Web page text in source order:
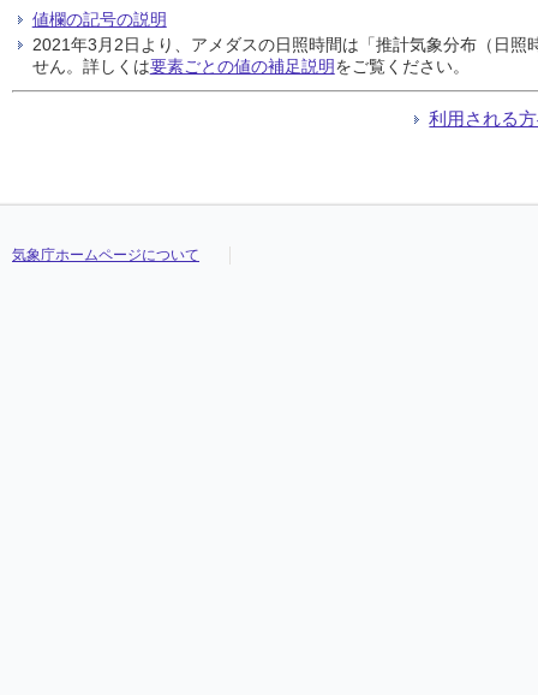
値欄の記号の説明
2021年3月2日より、アメダスの日照時間は「推計気象分布（日
せん。詳しくは要素ごとの値の補足説明をご覧ください。
利用される
気象庁ホームページについて